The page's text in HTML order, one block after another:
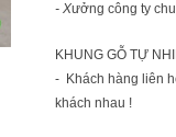
- Xưởng công ty
KHUNG GỖ TỰ
- Khách hàng liên
khách nhau !